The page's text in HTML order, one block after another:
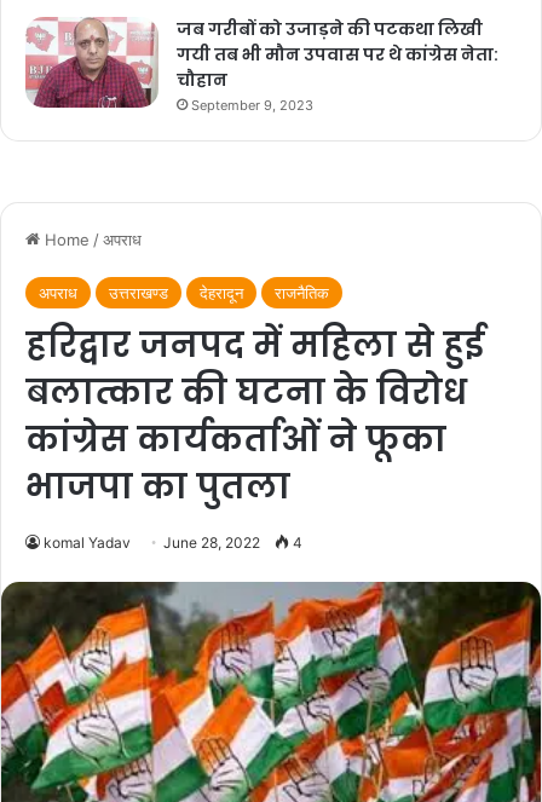
जब गरीबों को उजाड़ने की पटकथा लिखी
गयी तब भी मौन उपवास पर थे कांग्रेस नेता:
चौहान
September 9, 2023